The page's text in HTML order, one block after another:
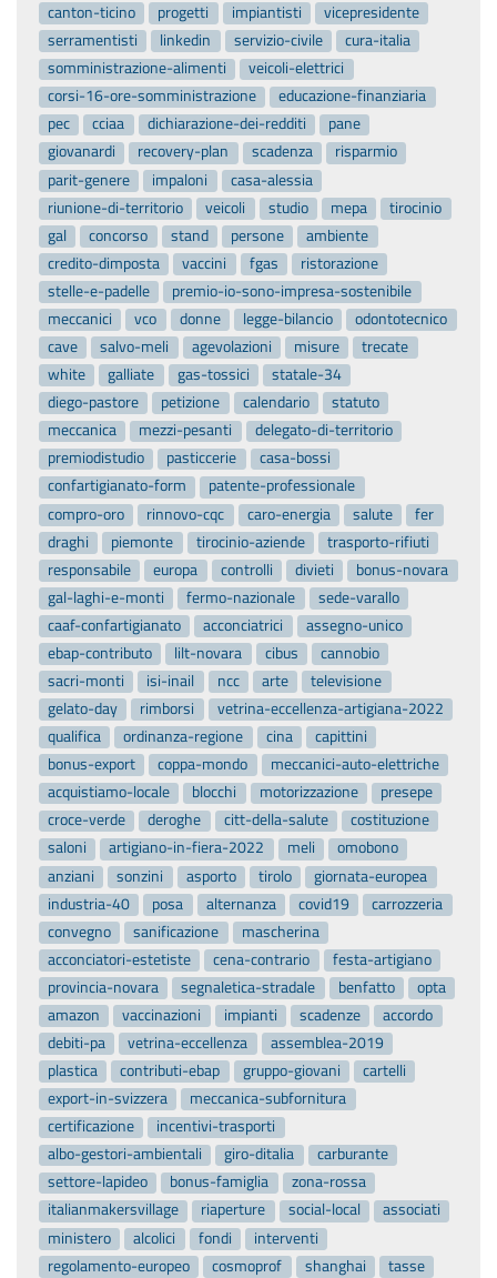
canton-ticino
progetti impiantisti
vicepresidente
serramentisti
linkedin servizio-civile
cura-italia
somministrazione-alimenti
veicoli-elettrici
corsi-16-ore-somministrazione
educazione-finanziaria
pec
cciaa dichiarazione-dei-redditi
pane
giovanardi
recovery-plan scadenza
risparmio
parit-genere
impaloni
casa-alessia
riunione-di-territorio
veicoli studio mepa
tirocinio
gal
concorso stand persone
ambiente
credito-dimposta
vaccini fgas
ristorazione
stelle-e-padelle
premio-io-sono-impresa-sostenibile
meccanici
vco donne legge-bilancio
odontotecnico
cave
salvo-meli agevolazioni misure
trecate
white
galliate gas-tossici
statale-34
diego-pastore
petizione calendario
statuto
meccanica
mezzi-pesanti
delegato-di-territorio
premiodistudio
pasticcerie
casa-bossi
confartigianato-form
patente-professionale
compro-oro
rinnovo-cqc caro-energia salute
fer
draghi
piemonte tirocinio-aziende
trasporto-rifiuti
responsabile
europa controlli divieti
bonus-novara
gal-laghi-e-monti
fermo-nazionale
sede-varallo
caaf-confartigianato
acconciatrici
assegno-unico
ebap-contributo
lilt-novara cibus
cannobio
sacri-monti
isi-inail ncc arte
televisione
gelato-day
rimborsi
vetrina-eccellenza-artigiana-2022
qualifica
ordinanza-regione cina
capittini
bonus-export
coppa-mondo
meccanici-auto-elettriche
acquistiamo-locale
blocchi motorizzazione
presepe
croce-verde
deroghe citt-della-salute
costituzione
saloni
artigiano-in-fiera-2022 meli
omobono
anziani
sonzini asporto tirolo
giornata-europea
industria-40
posa alternanza covid19
carrozzeria
convegno
sanificazione
mascherina
acconciatori-estetiste
cena-contrario
festa-artigiano
provincia-novara
segnaletica-stradale benfatto
opta
amazon
vaccinazioni impianti scadenze
accordo
debiti-pa
vetrina-eccellenza
assemblea-2019
plastica
contributi-ebap gruppo-giovani
cartelli
export-in-svizzera
meccanica-subfornitura
certificazione
incentivi-trasporti
albo-gestori-ambientali
giro-ditalia
carburante
settore-lapideo
bonus-famiglia
zona-rossa
italianmakersvillage
riaperture social-local
associati
ministero
alcolici fondi
interventi
regolamento-europeo
cosmoprof shanghai
tasse